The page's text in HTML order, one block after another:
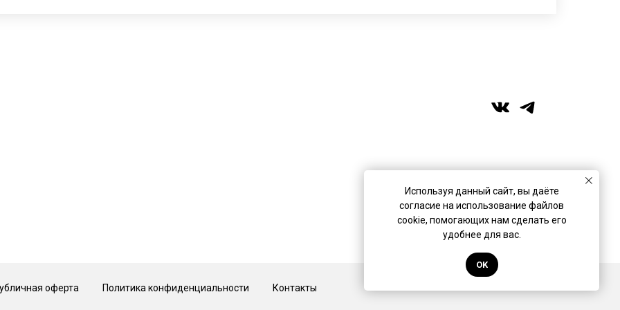
Разработано вКоврик Дизайн
+7 (917) 359‑05‑57
ufa.miras@gmail.com
Используя данный сайт, вы даёте
согласие на использование файлов
cookie, помогающих нам сделать его
удобнее для вас.
OK
оферта Политика конфиденциальности Контакты